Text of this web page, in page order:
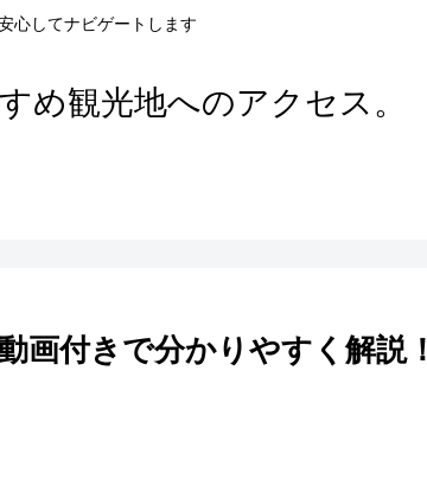
心してナビゲートします
め観光地へのアクセス。
画付きで分かりやすく解説！